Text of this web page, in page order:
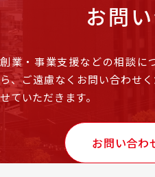
お問
創業・事業支援などの相談に
ら、ご遠慮なくお問い合わせ
せていただきます。
お問い合わ